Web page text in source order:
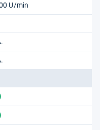
U/min